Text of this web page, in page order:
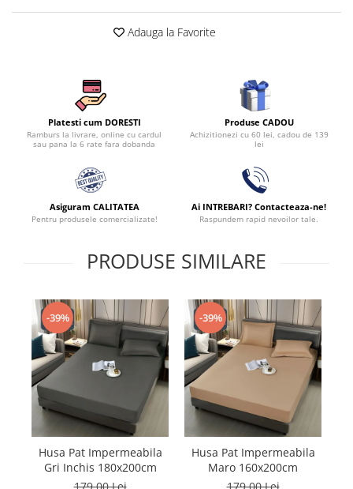
Lenjerii De Pat Damasc 1 Persoana
Lenjerii De Pat, Imprimeu 3D, 1
Adauga la Favorite
Platesti cum DORESTI
Ramburs la livrare, online cu cardul
sau pana la 6 rate fara dobanda
Produse CADOU
Achizitionezi cu 60 lei, cadou de 139
lei
Asiguram CALITATEA
Pentru produsele comercializate!
Ai INTREBARI? Contacteaza-ne!
Raspundem rapid nevoilor tale.
PRODUSE SIMILARE
-39%
Husa Pat Impermeabila
Gri Inchis 180x200cm
-39%
Husa Pat Impermeabila
Maro 160x200cm